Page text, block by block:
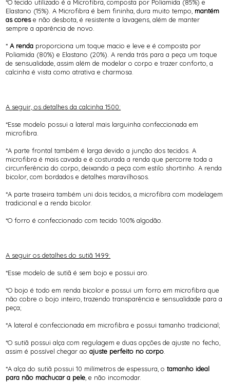
*O tecido utilizado é a Microfibra, composta por Poliamida (85%) e
Elastano (15%). A Microfibra é bem fininha, dura muito tempo, mantém
as corese não desbota, é resistente a lavagens, além de manter
sempre a aparência de novo.
* A renda proporciona um toque macio e leve e é composta por
Poliamida (80%) e Elastano (20%). A renda trás para a peça um toque
de sensualidade, assim além de modelar o corpo e trazer conforto, a
calcinha é vista como atrativa e charmosa.
A seguir, os detalhes da calcinha 1500:
*Esse modelo possui a lateral mais larguinha confeccionada em
microfibra.
*A parte frontal também é larga devido a junção dos tecidos. A
microfibra é mais cavada e é costurada a renda que percorre toda a
circunferência do corpo, deixando a peça com estilo shortinho. A renda
bicolor, com bordados e detalhes maravilhosos.
*A parte traseira também uni dois tecidos, a microfibra com modelagem
tradicional e a renda bicolor.
*O forro é confeccionado com tecido 100% algodão.
A seguir os detalhes do sutiã 1499:
*Esse modelo de sutiã é sem bojo e possui aro.
*O bojo é todo em renda bicolor e possui um forro em microfibra que
não cobre o bojo inteiro, trazendo transparência e sensualidade para a
peça;
*A lateral é confeccionada em microfibra e possui tamanho tradicional;
*O sutiã possui alça com regulagem e duas opções de ajuste no fecho,
assim é possível chegar aoajuste perfeito no corpo
*A alça do sutiã possui 10 milímetros de espessura, otamanho ideal
para não machucar a pele , e não incomodar.